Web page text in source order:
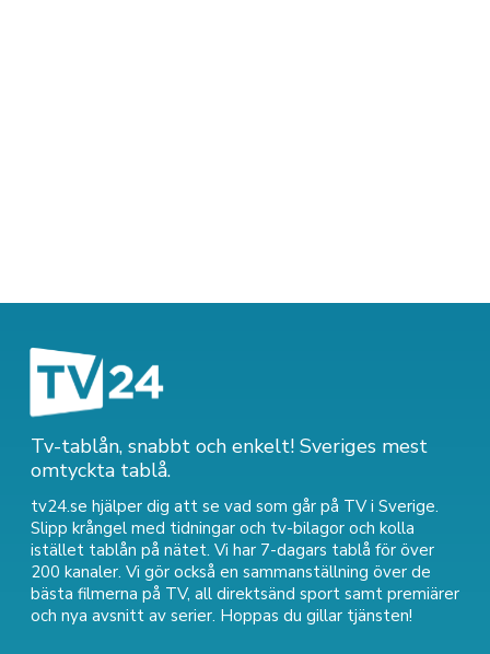
Tv-tablån, snabbt och enkelt! Sveriges mest
omtyckta tablå.
tv24.se hjälper dig att se vad som går på TV i Sverige.
Slipp krångel med tidningar och tv-bilagor och kolla
istället tablån på nätet. Vi har 7-dagars tablå för över
200 kanaler. Vi gör också en sammanställning över de
bästa filmerna på TV, all direktsänd sport samt premiärer
och nya avsnitt av serier. Hoppas du gillar tjänsten!